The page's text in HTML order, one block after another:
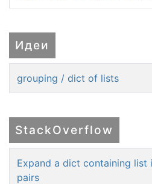
Идеи
grouping / dict of lists
StackOverflow
Expand a dict containing
pairs